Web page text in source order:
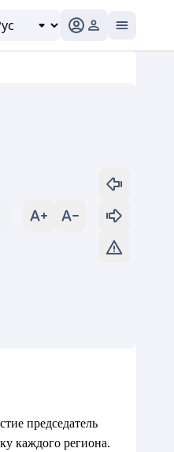
председатель
каждого региона.